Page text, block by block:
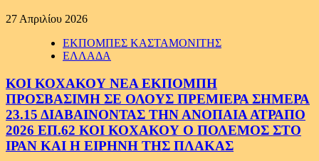
27 Απριλίου 2026
ΕΚΠΟΜΠΕΣ ΚΑΣΤΑΜΟΝΙΤΗΣ
ΕΛΛΑΔΑ
ΚΟΙ ΚΟΧΑΚΟΥ ΝΕΑ ΕΚΠΟΜΠΗ
ΠΡΟΣΒΑΣΙΜΗ ΣΕ ΟΛΟΥΣ ΠΡΕΜΙΕΡΑ ΣΗΜΕΡΑ
23.15 ΔΙΑΒΑΙΝΟΝΤΑΣ ΤΗΝ ΑΝΟΠΑΙΑ ΑΤΡΑΠΟ
2026 ΕΠ.62 ΚΟΙ ΚΟΧΑΚΟΥ Ο ΠΟΛΕΜΟΣ ΣΤΟ
ΙΡΑΝ ΚΑΙ Η ΕΙΡΗΝΗ ΤΗΣ ΠΛΑΚΑΣ